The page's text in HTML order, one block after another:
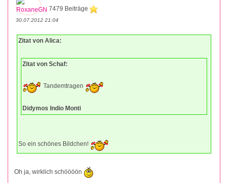
7479 Beiträge
30.07.2012 21:04
Zitat von Alica:
Zitat von Schaf:
Tandemtragen
Didymos Indio Monti
So ein schönes Bildchen!
Oh ja, wirklich schöööön